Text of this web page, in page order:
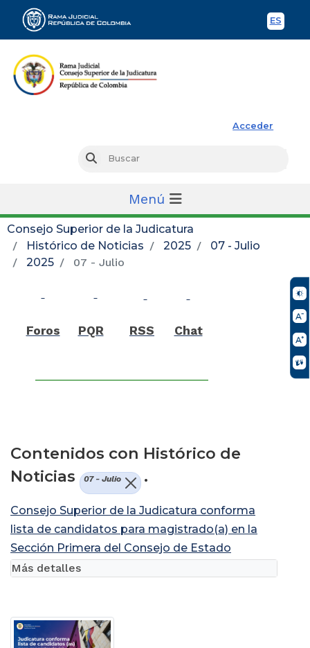
ES
Acceder
Buscar
Menú
Consejo Superior de la Judicatura
Histórico de Noticias
2025
07 - Julio
2025
07 - Julio
Foros PQR RSS Chat
Contenidos con Histórico de
Noticias
07 - Julio .
Consejo Superior de la Judicatura conforma
lista de candidatos para magistrado(a) en la
Sección Primera del Consejo de Estado
Más detalles